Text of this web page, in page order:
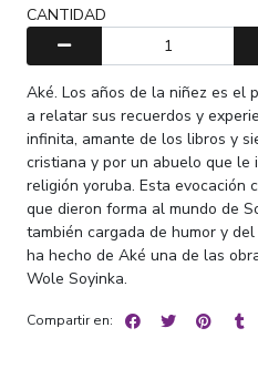
CANTIDAD
Aké. Los años de la niñez es el
a relatar sus recuerdos y
infinita, amante de los libros y
cristiana y por un abuelo que
religión yoruba. Esta evocación
que dieron forma al mundo de
también cargada de humor y
ha hecho de Aké una de las
Wole Soyinka.
Compartir en: